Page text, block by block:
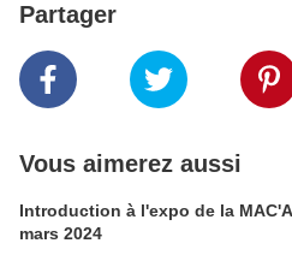
Partager
Vous aimerez aussi
Introduction à l'expo de la MAC'A
mars 2024